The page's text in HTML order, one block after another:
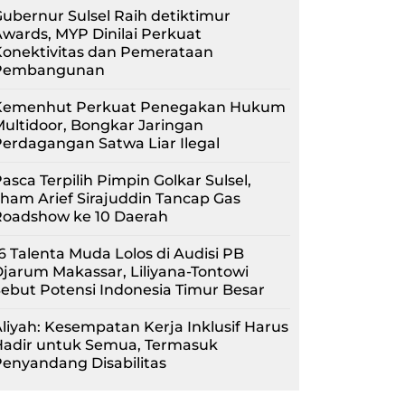
Sulsel Raih detiktimur
MYP Dinilai Perkuat
dan Pemerataan
Perkuat Penegakan Hukum
Bongkar Jaringan
Satwa Liar Ilegal
Terpilih Pimpin Golkar Sulsel,
Arief Sirajuddin Tancap Gas
ke 10 Daerah
Talenta Muda Lolos di Audisi PB
Makassar, Liliyana-Tontowi
Potensi Indonesia Timur Besar
Kesempatan Kerja Inklusif Harus
untuk Semua, Termasuk
Disabilitas